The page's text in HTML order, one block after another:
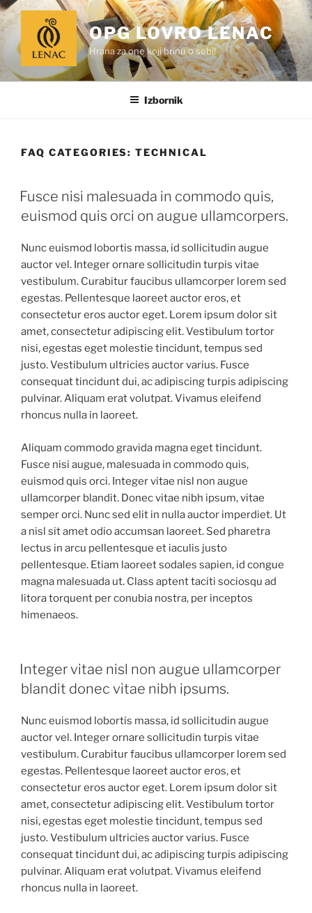
Preskoči
na
sadržaj
OPG LOVRO LENAC
Hrana za one koji brinu o sebi!
Izbornik
FAQ CATEGORIES:TECHNICAL
Fusce nisi malesuada in commodo quis,
euismod quis orci on augue ullamcorpers.
Nunc euismod lobortis massa, id sollicitudin augue
auctor vel. Integer ornare sollicitudin turpis vitae
vestibulum. Curabitur faucibus ullamcorper lorem sed
egestas. Pellentesque laoreet auctor eros, et
consectetur eros auctor eget. Lorem ipsum dolor sit
amet, consectetur adipiscing elit. Vestibulum tortor
nisi, egestas eget molestie tincidunt, tempus sed
justo. Vestibulum ultricies auctor varius. Fusce
consequat tincidunt dui, ac adipiscing turpis adipiscing
pulvinar. Aliquam erat volutpat. Vivamus eleifend
rhoncus nulla in laoreet.
Aliquam commodo gravida magna eget tincidunt.
Fusce nisi augue, malesuada in commodo quis,
euismod quis orci. Integer vitae nisl non augue
ullamcorper blandit. Donec vitae nibh ipsum, vitae
semper orci. Nunc sed elit in nulla auctor imperdiet. Ut
a nisl sit amet odio accumsan laoreet. Sed pharetra
lectus in arcu pellentesque et iaculis justo
pellentesque. Etiam laoreet sodales sapien, id congue
magna malesuada ut. Class aptent taciti sociosqu ad
litora torquent per conubia nostra, per inceptos
himenaeos.
Integer vitae nisl non augue ullamcorper
blandit donec vitae nibh ipsums.
Nunc euismod lobortis massa, id sollicitudin augue
auctor vel. Integer ornare sollicitudin turpis vitae
vestibulum. Curabitur faucibus ullamcorper lorem sed
egestas. Pellentesque laoreet auctor eros, et
consectetur eros auctor eget. Lorem ipsum dolor sit
amet, consectetur adipiscing elit. Vestibulum tortor
nisi, egestas eget molestie tincidunt, tempus sed
justo. Vestibulum ultricies auctor varius. Fusce
consequat tincidunt dui, ac adipiscing turpis adipiscing
pulvinar. Aliquam erat volutpat. Vivamus eleifend
rhoncus nulla in laoreet.